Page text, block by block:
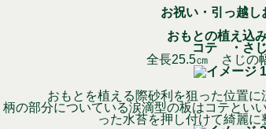
お祝い・引っ越し
おもとの植え込
コテ ・さじ
全長25.5㎝ さじの
おもとを植える際砂利を狙った位置に
柄の部分についている涙滴型の板はコテとい
った水苔を押し付けて綺麗に